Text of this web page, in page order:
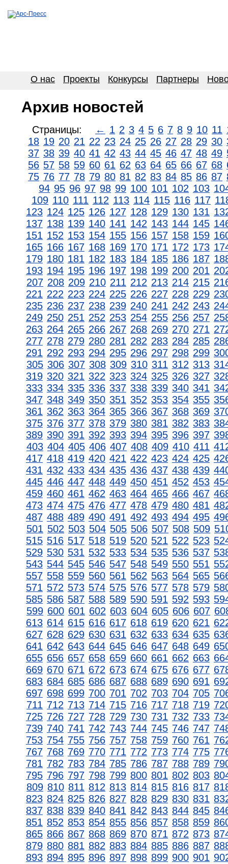
О нас Проекты Конкурсы Партнеры
Архив новостей
Страницы: ← 1 2 3 4 5 6 7 8 9 10 11
18 19 20 21 22 23 24 25 26 27 28 29 30
37 38 39 40 41 42 43 44 45 46 47 48 49
56 57 58 59 60 61 62 63 64 65 66 67 68
75 76 77 78 79 80 81 82 83 84 85 86 87
94 95 96 97 98 99 100 101 102 103
109 110 111 112 113 114 115 116 117
123 124 125 126 127 128 129 130 131
137 138 139 140 141 142 143 144 145
151 152 153 154 155 156 157 158 159
165 166 167 168 169 170 171 172 173
179 180 181 182 183 184 185 186 187
193 194 195 196 197 198 199 200 201
207 208 209 210 211 212 213 214 215
221 222 223 224 225 226 227 228 229
235 236 237 238 239 240 241 242 243
249 250 251 252 253 254 255 256 257
263 264 265 266 267 268 269 270 271
277 278 279 280 281 282 283 284 285
291 292 293 294 295 296 297 298 299
305 306 307 308 309 310 311 312 313
319 320 321 322 323 324 325 326 327
333 334 335 336 337 338 339 340 341
347 348 349 350 351 352 353 354 355
361 362 363 364 365 366 367 368 369
375 376 377 378 379 380 381 382 383
389 390 391 392 393 394 395 396 397
403 404 405 406 407 408 409 410 411
417 418 419 420 421 422 423 424 425
431 432 433 434 435 436 437 438 439
445 446 447 448 449 450 451 452 453
459 460 461 462 463 464 465 466 467
473 474 475 476 477 478 479 480 481
487 488 489 490 491 492 493 494 495
501 502 503 504 505 506 507 508 509
515 516 517 518 519 520 521 522 523
529 530 531 532 533 534 535 536 537
543 544 545 546 547 548 549 550 551
557 558 559 560 561 562 563 564 565
571 572 573 574 575 576 577 578 579
585 586 587 588 589 590 591 592 593
599 600 601 602 603 604 605 606 607
613 614 615 616 617 618 619 620 621
627 628 629 630 631 632 633 634 635
641 642 643 644 645 646 647 648 649
655 656 657 658 659 660 661 662 663
669 670 671 672 673 674 675 676 677
683 684 685 686 687 688 689 690 691
697 698 699 700 701 702 703 704 705
711 712 713 714 715 716 717 718 719
725 726 727 728 729 730 731 732 733
739 740 741 742 743 744 745 746 747
753 754 755 756 757 758 759 760 761
767 768 769 770 771 772 773 774 775
781 782 783 784 785 786 787 788 789
795 796 797 798 799 800 801 802 803
809 810 811 812 813 814 815 816 817
823 824 825 826 827 828 829 830 831
837 838 839 840 841 842 843 844 845
851 852 853 854 855 856 857 858 859
865 866 867 868 869 870 871 872 873
879 880 881 882 883 884 885 886 887
893 894 895 896 897 898 899 900 901